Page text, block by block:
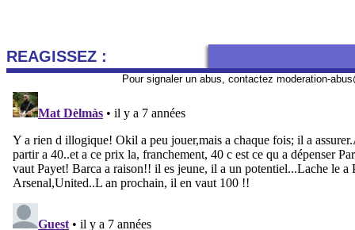
REAGISSEZ :
Pour signaler un abus, contactez moderation-